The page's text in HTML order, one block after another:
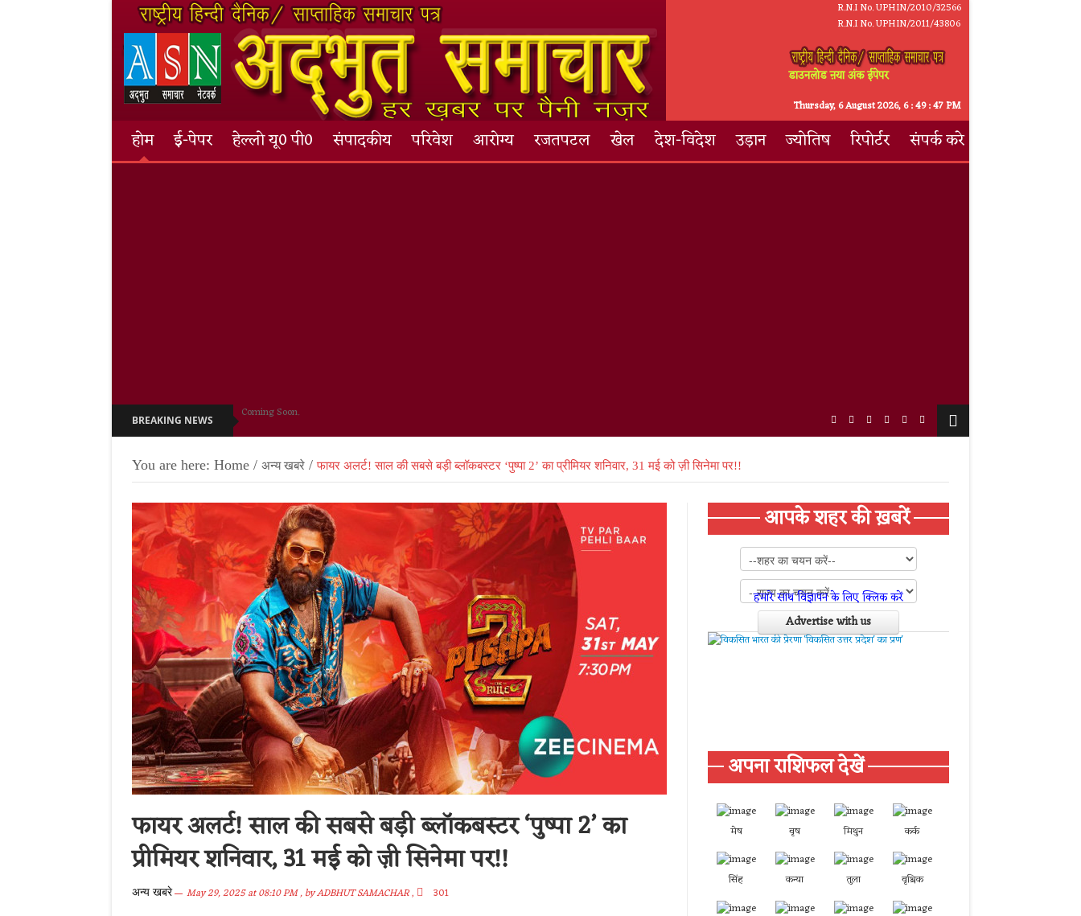
R.N.I No. UPHIN/2010/32566
R.N.I No. UPHIN/2011/43806
डाउनलोड ऩया अंक ईपेपर
Thursday, 6 August 2026,6:49:48 PM
होम ई-पेपर हेल्लो यू0 पी0 संपादकीय परिवेश आरोग्य रजतपटल खेल देश-विदेश उड़ान ज्योतिष रिपोर्टर संपर्क करे
BREAKING NEWS Coming Soon.
You are here: Home / अन्य खबरे / फायर अलर्ट! साल की सबसे बड़ी ब्लॉकबस्टर ‘पुष्पा 2’ का प्रीमियर शनिवार, 31 मई को ज़ी सिनेमा पर!!
फायर अलर्ट! साल की सबसे बड़ी ब्लॉकबस्टर ‘पुष्पा 2’ का
प्रीमियर शनिवार, 31 मई को ज़ी सिनेमा पर!!
अन्य खबरे May 29, 2025 at 08:10 PM, byADBHUT SAMACHAR, 301
आपके शहर की ख़बरें
हमारे साथ विज्ञापन के लिए क्लिक करें
Advertise with us
अपना राशिफल देखें
मेष वृष मिथुन कर्क
सिंह कन्या तुला वृश्चिक